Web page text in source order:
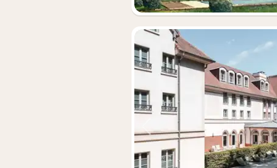
Vorheriges Bild